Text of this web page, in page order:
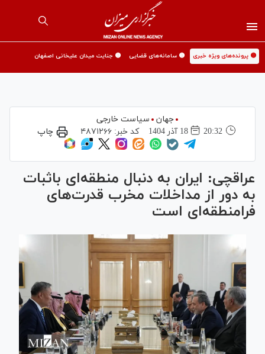
🟡 پرونده‌های ویژه خبری 🟡 سامانه‌های قضایی 🟡 جنایت میدان علیخانی اصفهان
جهان
سیاست خارجی
20:32
18 آذر 1404 کد خبر:۴۸۷۱۲۶۶ چاپ
عراقچی: ایران به دنبال منطقه‌ای باثبات
به دور از مداخلات مخرب قدرت‌های
فرامنطقه‌ای است